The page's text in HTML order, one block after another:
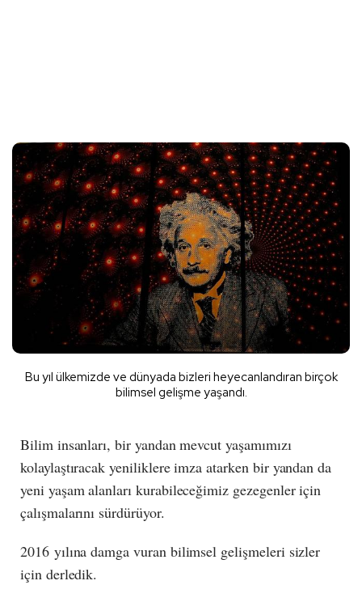
Bu yıl ülkemizde ve dünyada bizleri heyecanlandıran birçok
bilimsel gelişme yaşandı.
Bilim insanları, bir yandan mevcut yaşamımızı
kolaylaştıracak yeniliklere imza atarken bir yandan da
yeni yaşam alanları kurabileceğimiz gezegenler için
çalışmalarını sürdürüyor.
2016 yılına damga vuran bilimsel gelişmeleri sizler
için derledik.